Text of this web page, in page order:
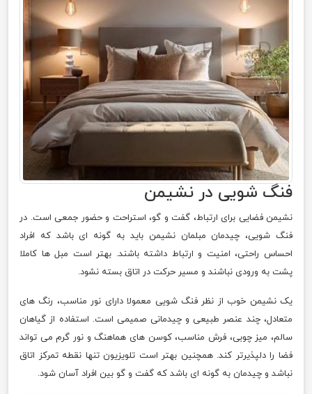
فنگ شویی در نشیمن
نشیمن فضایی برای ارتباط، گفت و گو، استراحت و حضور جمعی است. در
فنگ شویی، چیدمان مبلمان نشیمن باید به گونه ای باشد که افراد
احساس راحتی، امنیت و ارتباط داشته باشند. بهتر است مبل ها کاملا
پشت به ورودی نباشند و مسیر حرکت در اتاق بسته نشود.
یک نشیمن خوب از نظر فنگ شویی معمولا دارای نور مناسب، رنگ های
متعادل، چند عنصر طبیعی و چیدمانی صمیمی است. استفاده از گیاهان
سالم، میز چوبی، فرش مناسب، کوسن های هماهنگ و نور گرم می تواند
فضا را دلپذیرتر کند. همچنین بهتر است تلویزیون تنها نقطه تمرکز اتاق
نباشد و چیدمان به گونه ای باشد که گفت و گو بین افراد آسان شود.